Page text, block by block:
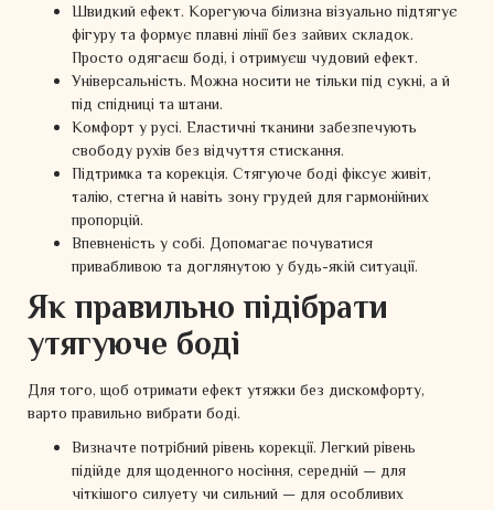
Швидкий ефект. Корегуюча білизна візуально підтягує
фігуру та формує плавні лінії без зайвих складок.
Просто одягаєш боді, і отримуєш чудовий ефект.
Універсальність. Можна носити не тільки під сукні, а й
під спідниці та штани.
Комфорт у русі. Еластичні тканини забезпечують
свободу рухів без відчуття стискання.
Підтримка та корекція. Стягуюче боді фіксує живіт,
талію, стегна й навіть зону грудей для гармонійних
пропорцій.
Впевненість у собі. Допомагає почуватися
привабливою та доглянутою у будь-якій ситуації.
Як правильно підібрати
утягуюче боді
Для того, щоб отримати ефект утяжки без дискомфорту,
варто правильно вибрати боді.
Визначте потрібний рівень корекції. Легкий рівень
підійде для щоденного носіння, середній — для
чіткішого силуету чи сильний — для особливих